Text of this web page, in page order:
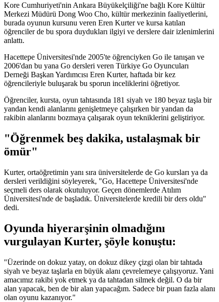
Kore Cumhuriyeti'nin Ankara Büyükelçiliği'ne bağlı Kore Kültür
Merkezi Müdürü Dong Woo Cho, kültür merkezinin faaliyetlerini,
burada oyunun kursunu veren Eren Kurter ve kursa katılan
öğrenciler de bu spora duydukları ilgiyi ve derslere dair izlenimlerini
anlattı.
Hacettepe Üniversitesi'nde 2005'te öğrenciyken Go ile tanışan ve
2006'dan bu yana Go dersleri veren Türkiye Go Oyuncuları
Derneği Başkan Yardımcısı Eren Kurter, haftada bir kez
öğrencileriyle buluşarak bu sporun inceliklerini öğretiyor.
Öğrenciler, kursta, oyun tahtasında 181 siyah ve 180 beyaz taşla bir
yandan kendi alanlarını genişletmeye çalışırken bir yandan da
rakibin alanlarını bozmaya çalışarak oyun tekniklerini geliştiriyor.
"Öğrenmek beş dakika, ustalaşmak bir
ömür"
Kurter, ortaöğretimin yanı sıra üniversitelerde de Go kursları ya da
dersleri verildiğini söyleyerek, "Go, Hacettepe Üniversitesi'nde
seçmeli ders olarak okutuluyor. Geçen dönemlerde Atılım
Üniversitesi'nde de başladık. Üniversitelerde kredili bir ders oldu"
dedi.
Oyunda hiyerarşinin olmadığını
vurgulayan Kurter, şöyle konuştu:
"Üzerinde on dokuz yatay, on dokuz dikey çizgi olan bir tahtada
siyah ve beyaz taşlarla en büyük alanı çevrelemeye çalışıyoruz. Yani
amacımız rakibi yok etmek ya da tahtadan silmek değil. O da bir
alan yapacak, ben de bir alan yapacağım. Sadece bir puan fazla alanı
olan oyunu kazanıyor."